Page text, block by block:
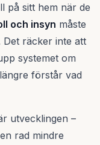
på sitt hem när de
och insyn måste
Det räcker inte att
systemet om
förstår vad
utvecklingen –
rad mindre